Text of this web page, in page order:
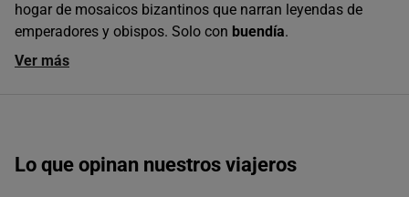
hogar de mosaicos bizantinos que narran leyendas de
emperadores y obispos. Solo con buendía.
Ver más
Lo que opinan nuestros viajeros